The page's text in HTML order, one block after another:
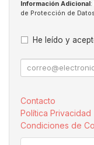
Información Adicional
de Protección de
He leído y
Contacto
Política Privacidad
Condiciones de